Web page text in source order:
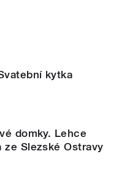
kytka
domky. Lehce
ze Slezské Ostravy